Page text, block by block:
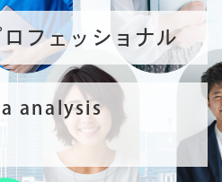
フェッショナル
analysis